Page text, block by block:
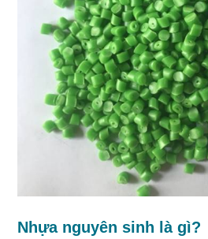
Nhựa nguyên sinh là gì?